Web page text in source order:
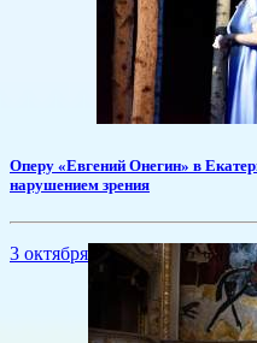
Оперу «Евгений Онегин» в
нарушением зрения
3 октября